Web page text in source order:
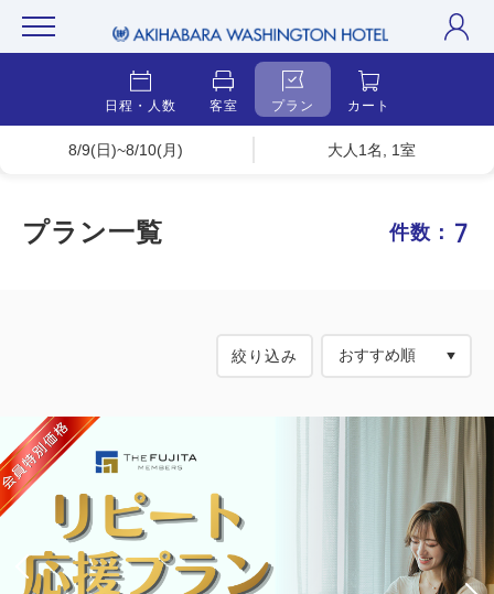
日程・人数 客室 プラン カート
8/9(日)~8/10(月) 大人1名, 1室
プラン一覧 件数： 7
絞り込み